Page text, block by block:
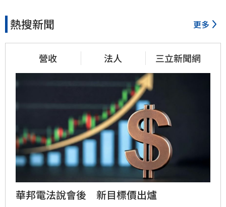
熱搜新聞 更多
營收 法人 三立新聞網
華邦電法說會後　新目標價出爐